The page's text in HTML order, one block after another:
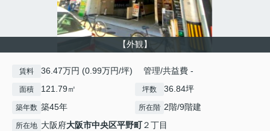
【外観】
賃料 36.47万円 (0.99万円/坪) 管理/共益費 -
面積 121.79㎡ 坪数 36.84坪
築年数 築45年 所在階 2階/9階建
所在地 大阪府大阪市中央区平野町２丁目